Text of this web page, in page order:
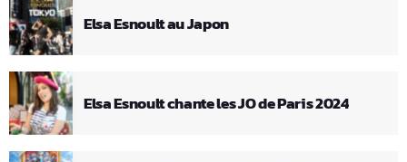
Elsa Esnoult au Japon
Elsa Esnoult chante les JO de Paris 2024